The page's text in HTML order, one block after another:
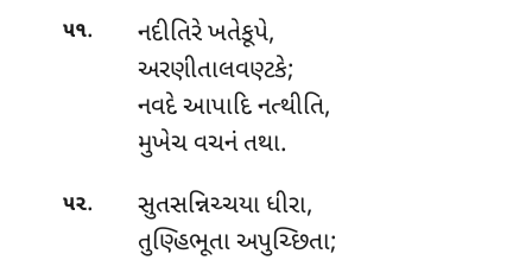
૫૧.
નદીતિરે ખતેકૂપે,
અરણીતાલવણ્ટકે;
નવદે આપાદિ નત્થીતિ,
મુખેચ વચનં તથા.
૫૨. સુતસન્નિચ્ચયા ધીરા,
તુણ્હિભૂતા અપુચ્છિતા;